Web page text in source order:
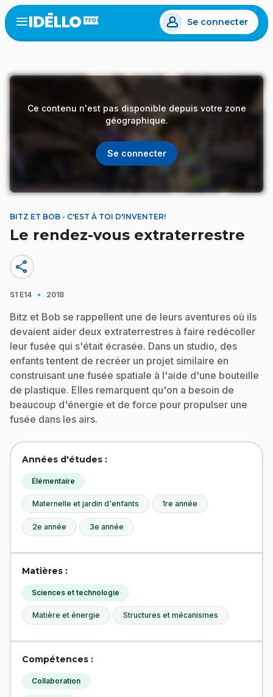
Aller
au
contenu
Open
menu
Se connecter
Ce contenu n'est pas disponible depuis votre zone
géographique.
Se connecter
BITZ ET BOB - C'EST À TOI D'INVENTER!
Le rendez-vous extraterrestre
share
S1 E14 · 2018
Bitz et Bob se rappellent une de leurs aventures où ils
devaient aider deux extraterrestres à faire redécoller
leur fusée qui s'était écrasée. Dans un studio, des
enfants tentent de recréer un projet similaire en
construisant une fusée spatiale à l'aide d'une bouteille
de plastique. Elles remarquent qu'on a besoin de
beaucoup d'énergie et de force pour propulser une
fusée dans les airs.
Années d'études :
Élémentaire
Maternelle et jardin d'enfants 1re année
2e année 3e année
Matières :
Sciences et technologie
Matière et énergie Structures et mécanismes
Compétences :
Collaboration